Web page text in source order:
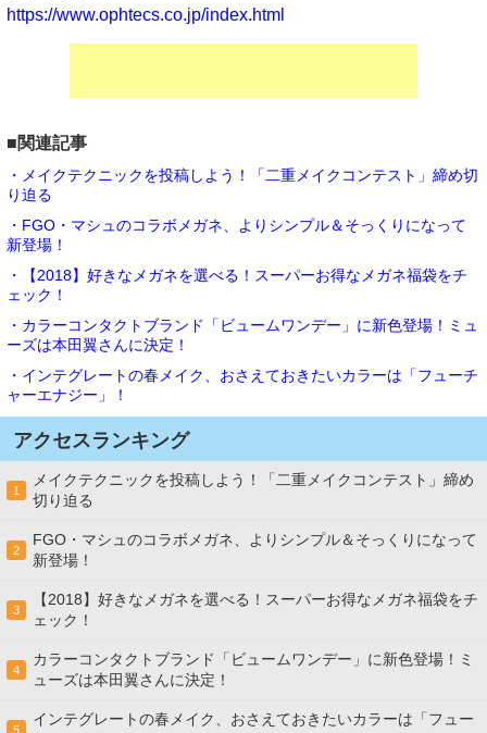
https://www.ophtecs.co.jp/index.html
■関連記事
・メイクテクニックを投稿しよう！「二重メイクコンテスト」締め切
り迫る
・FGO・マシュのコラボメガネ、よりシンプル＆そっくりになって
新登場！
・【2018】好きなメガネを選べる！スーパーお得なメガネ福袋をチ
ェック！
・カラーコンタクトブランド「ビュームワンデー」に新色登場！ミュ
ーズは本田翼さんに決定！
・インテグレートの春メイク、おさえておきたいカラーは「フューチ
ャーエナジー」！
アクセスランキング
1
メイクテクニックを投稿しよう！「二重メイクコンテスト」締め
切り迫る
2
FGO・マシュのコラボメガネ、よりシンプル＆そっくりになって
新登場！
3
【2018】好きなメガネを選べる！スーパーお得なメガネ福袋をチ
ェック！
4
カラーコンタクトブランド「ビュームワンデー」に新色登場！ミ
ューズは本田翼さんに決定！
5
インテグレートの春メイク、おさえておきたいカラーは「フュー